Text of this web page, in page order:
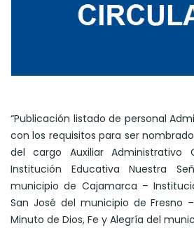
“Publicación listado de personal
con los requisitos para ser
del cargo Auxiliar
Institución Educativa Nuestra
municipio de Cajamarca –
San José del municipio de Fresno
Minuto de Dios, Fe y Alegría del